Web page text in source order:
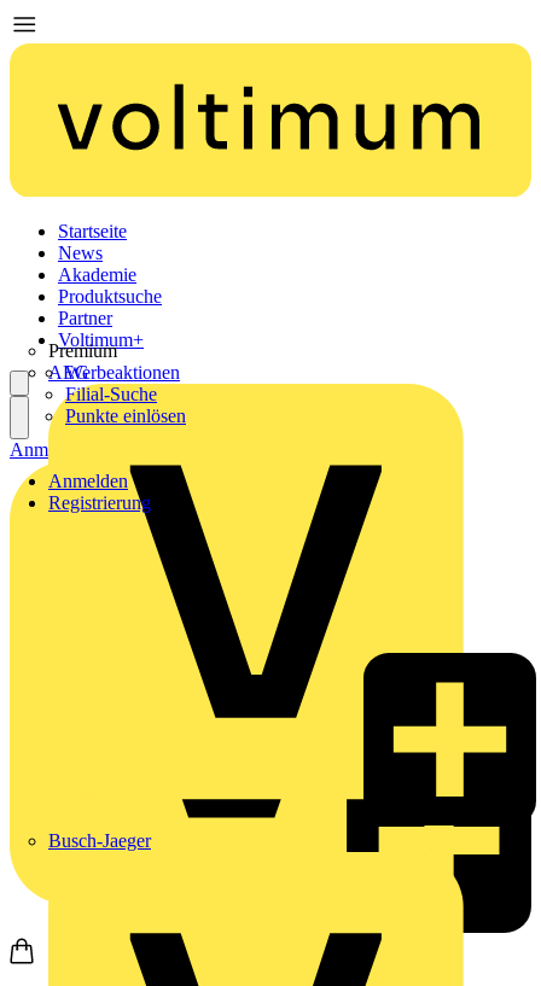
Startseite
News
Akademie
Produktsuche
Partner
Premium
AEG
Busch-Jaeger
Voltimum+
Werbeaktionen
Filial-Suche
Punkte einlösen
Anmelden
Registrierung
Anmelden